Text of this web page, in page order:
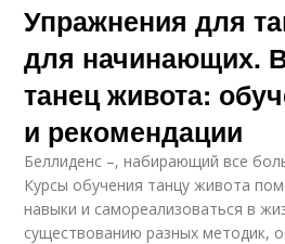
Упражнения для
для начинающих.
танец живота:
и рекомендации
Беллиденс –, набирающий все
Курсы обучения танцу живота
навыки и самореализоваться в
существованию разных методик,